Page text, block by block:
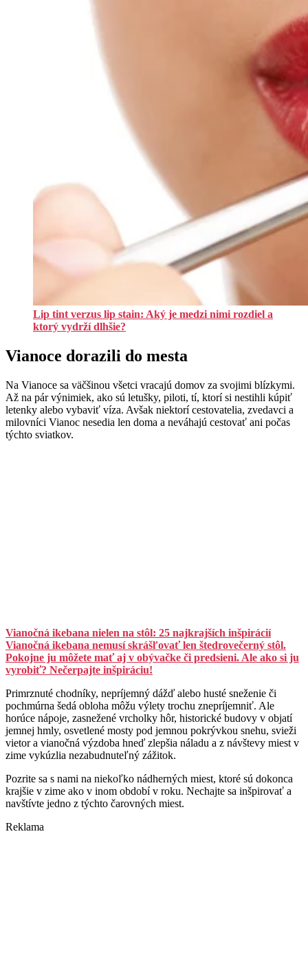
Lip tint verzus lip stain: Aký je medzi nimi rozdiel a
ktorý vydrží dlhšie?
Vianoce dorazili do mesta
Na Vianoce sa väčšinou všetci vracajú domov za svojimi blízkymi.
Až na pár výnimiek, ako sú letušky, piloti, tí, ktorí si nestihli kúpiť
letenky alebo vybaviť víza. Avšak niektorí cestovatelia, zvedavci a
milovníci Vianoc nesedia len doma a neváhajú cestovať ani počas
týchto sviatkov.
Vianočná ikebana nielen na stôl: 25 najkrajších inšpirácií
Vianočná ikebana nemusí skrášľovať len štedrovečerný stôl.
Pokojne ju môžete mať aj v obývačke či predsieni. Ale ako si ju
vyrobiť? Nečerpajte inšpiráciu!
Primrznuté chodníky, nepríjemný dážď alebo husté sneženie či
pochmúrna šedá obloha môžu výlety trochu znepríjemniť. Ale
horúce nápoje, zasnežené vrcholky hôr, historické budovy v objatí
jemnej hmly, osvetlené mosty pod jemnou pokrývkou snehu, svieži
vietor a vianočná výzdoba hneď zlepšia náladu a z návštevy miest v
zime vykúzlia nezabudnuteľný zážitok.
Pozrite sa s nami na niekoľko nádherných miest, ktoré sú dokonca
krajšie v zime ako v inom období v roku. Nechajte sa inšpirovať a
navštívte jedno z týchto čarovných miest.
Reklama